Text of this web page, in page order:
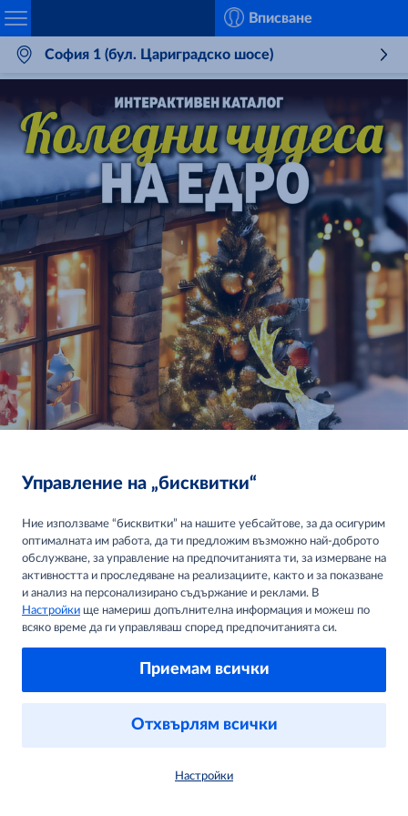
Вписване
София 1 (бул. Цариградско шосе)
Search